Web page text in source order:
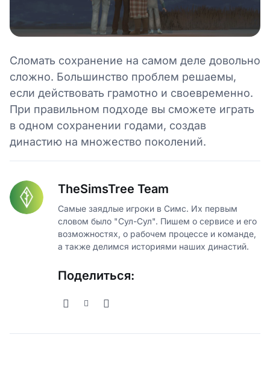
Сломать сохранение на самом деле довольно
сложно. Большинство проблем решаемы,
если действовать грамотно и своевременно.
При правильном подходе вы сможете играть
в одном сохранении годами, создав
династию на множество поколений.
TheSimsTree Team
Самые заядлые игроки в Симс. Их первым
словом было "Сул-Сул". Пишем о сервисе и его
возможностях, о рабочем процессе и команде,
а также делимся историями наших династий.
Поделиться: